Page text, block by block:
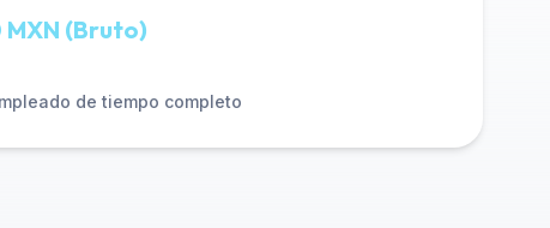
(Bruto)
de tiempo completo